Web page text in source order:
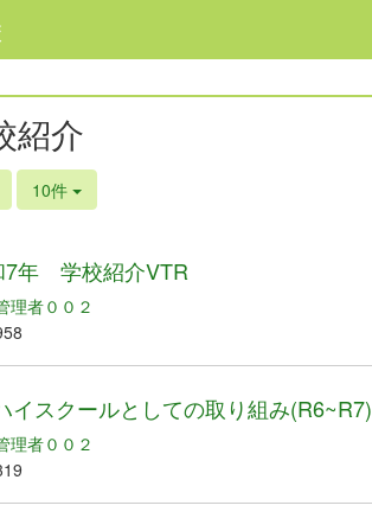
紹介
10件
7年 学校紹介VTR
理者００２
イスクールとしての取り組み(R6~R7)
理者００２